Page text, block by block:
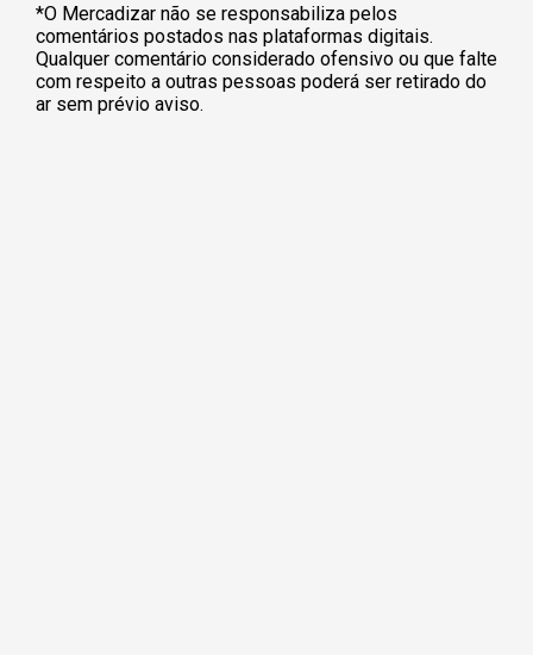
*O Mercadizar não se responsabiliza pelos
comentários postados nas plataformas digitais.
Qualquer comentário considerado ofensivo ou que falte
com respeito a outras pessoas poderá ser retirado do
ar sem prévio aviso.